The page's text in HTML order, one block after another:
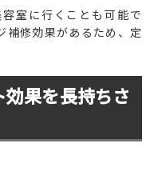
室に行くことも可能で
補修効果があるため、定
果を長持ちさ